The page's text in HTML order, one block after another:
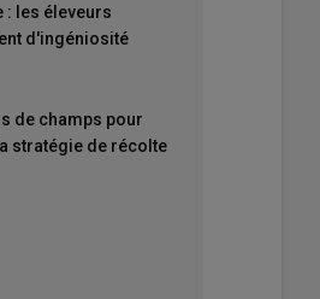
: les éleveurs
d'ingéniosité
de champs pour
stratégie de récolte